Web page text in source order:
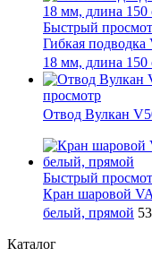
Быстрый
Гибкая
18 мм, длина 150
просмотр
Отвод Вулкан
Быстрый
Кран шаровой
белый, прямой
Каталог